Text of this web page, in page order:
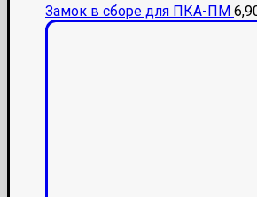
Замок в сборе для ПКА-ПМ